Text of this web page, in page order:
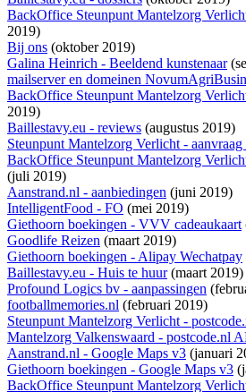
BackOffice Steunpunt Mantelzorg
2019)
Bij ons (oktober 2019)
Galina Heinrich - Beeldend kunstenaar
mailserver en domeinen
BackOffice Steunpunt Mantelzorg
2019)
Baillestavy.eu - reviews (augustus 2019)
Steunpunt Mantelzorg Verlicht -
BackOffice Steunpunt Mantelzorg
(juli 2019)
Aanstrand.nl - aanbiedingen (juni 2019)
IntelligentFood - FO (mei 2019)
Giethoorn boekingen - VVV cadeaukaart
Goodlife Reizen (maart 2019)
Giethoorn boekingen - Alipay Wechatpay
Baillestavy.eu - Huis te huur(maart 2019)
Profound Logics bv - aanpassingen
footballmemories.nl (februari 2019)
Steunpunt Mantelzorg Verlicht -
Mantelzorg Valkenswaard - postcode.nl
Aanstrand.nl - Google Maps v3 (januari
Giethoorn boekingen - Google Maps v3
BackOffice Steunpunt Mantelzorg